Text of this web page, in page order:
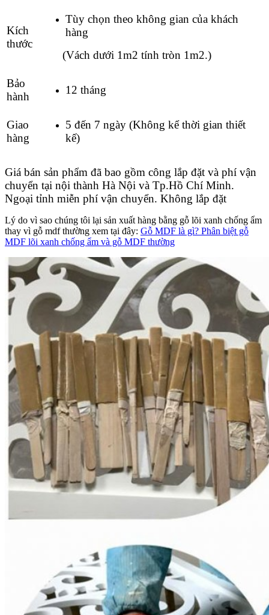
Kích
thước
Tùy chọn theo không gian của khách
hàng
(Vách dưới 1m2 tính tròn 1m2.)
Bảo
hành
12 tháng
Giao
hàng
5 đến 7 ngày (Không kể thời gian thiết
kế)
Giá bán sản phẩm đã bao gồm công lắp đặt và phí vận
chuyển tại nội thành Hà Nội và Tp.Hồ Chí Minh.
Ngoại tỉnh miễn phí vận chuyển. Không lắp đặt
Lý do vì sao chúng tôi lại sản xuất hàng bằng gỗ lõi xanh chống ẩm
thay vì gỗ mdf thường xem tại đây: Gỗ MDF là gì? Phân biệt gỗ
MDF lõi xanh chống ẩm và gỗ MDF thường